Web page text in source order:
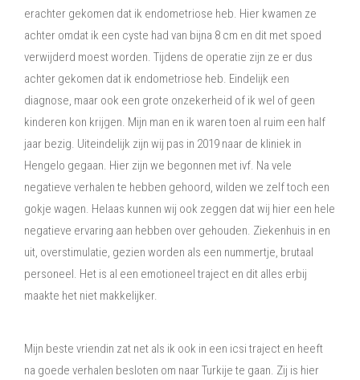
erachter gekomen dat ik endometriose heb. Hier kwamen ze
achter omdat ik een cyste had van bijna 8 cm en dit met spoed
verwijderd moest worden. Tijdens de operatie zijn ze er dus
achter gekomen dat ik endometriose heb. Eindelijk een
diagnose, maar ook een grote onzekerheid of ik wel of geen
kinderen kon krijgen. Mijn man en ik waren toen al ruim een half
jaar bezig. Uiteindelijk zijn wij pas in 2019 naar de kliniek in
Hengelo gegaan. Hier zijn we begonnen met ivf. Na vele
negatieve verhalen te hebben gehoord, wilden we zelf toch een
gokje wagen. Helaas kunnen wij ook zeggen dat wij hier een hele
negatieve ervaring aan hebben over gehouden. Ziekenhuis in en
uit, overstimulatie, gezien worden als een nummertje, brutaal
personeel. Het is al een emotioneel traject en dit alles erbij
maakte het niet makkelijker.
Mijn beste vriendin zat net als ik ook in een icsi traject en heeft
na goede verhalen besloten om naar Turkije te gaan. Zij is hier